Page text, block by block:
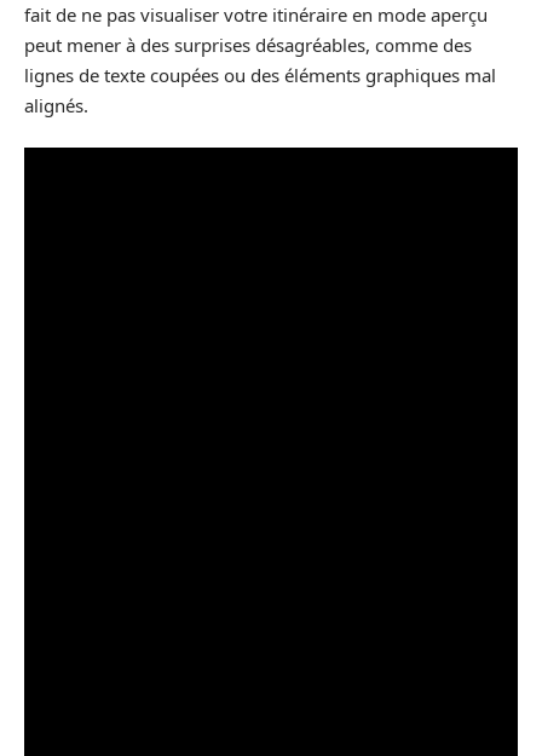
fait de ne pas visualiser votre itinéraire en mode aperçu
peut mener à des surprises désagréables, comme des
lignes de texte coupées ou des éléments graphiques mal
alignés.